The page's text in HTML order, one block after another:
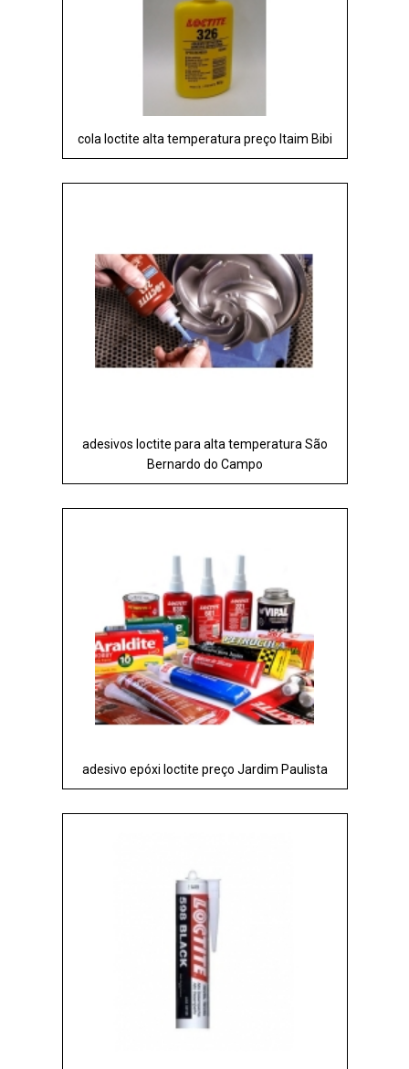
cola loctite alta temperatura preço Itaim Bibi
adesivos loctite para alta temperatura São
Bernardo do Campo
adesivo epóxi loctite preço Jardim Paulista